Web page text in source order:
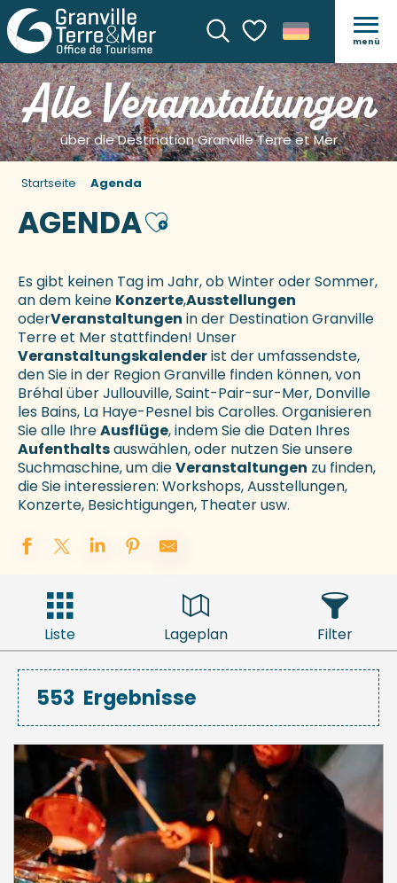
SucheVoir les favoris
menü
Alle Veranstaltungen
über die Destination Granville Terre et Mer
Startseite Agenda
AGENDAAjouter aux favoris
Es gibt keinen Tag im Jahr, ob Winter oder Sommer,
an dem keine Konzerte,Ausstellungen
oderVeranstaltungen in der Destination Granville
Terre et Mer stattfinden! Unser
Veranstaltungskalenderist der umfassendste,
den Sie in der Region Granville finden können, von
Bréhal über Jullouville, Saint-Pair-sur-Mer, Donville
les Bains, La Haye-Pesnel bis Carolles. Organisieren
Sie alle IhreAusflüge, indem Sie die Daten Ihres
Aufenthaltsauswählen, oder nutzen Sie unsere
Suchmaschine, um dieVeranstaltungen zu finden,
die Sie interessieren: Workshops, Ausstellungen,
Konzerte, Besichtigungen, Theater usw.
Liste Lageplan Filter
553 Ergebnisse